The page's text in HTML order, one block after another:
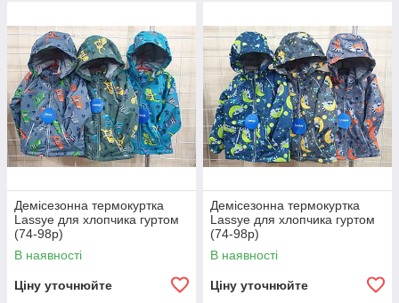
Демісезонна термокуртка
Lassye для хлопчика гуртом
(74-98р)
В наявності
Ціну уточнюйте
Демісезонна термокуртка
Lassye для хлопчика гуртом
(74-98р)
В наявності
Ціну уточнюйте